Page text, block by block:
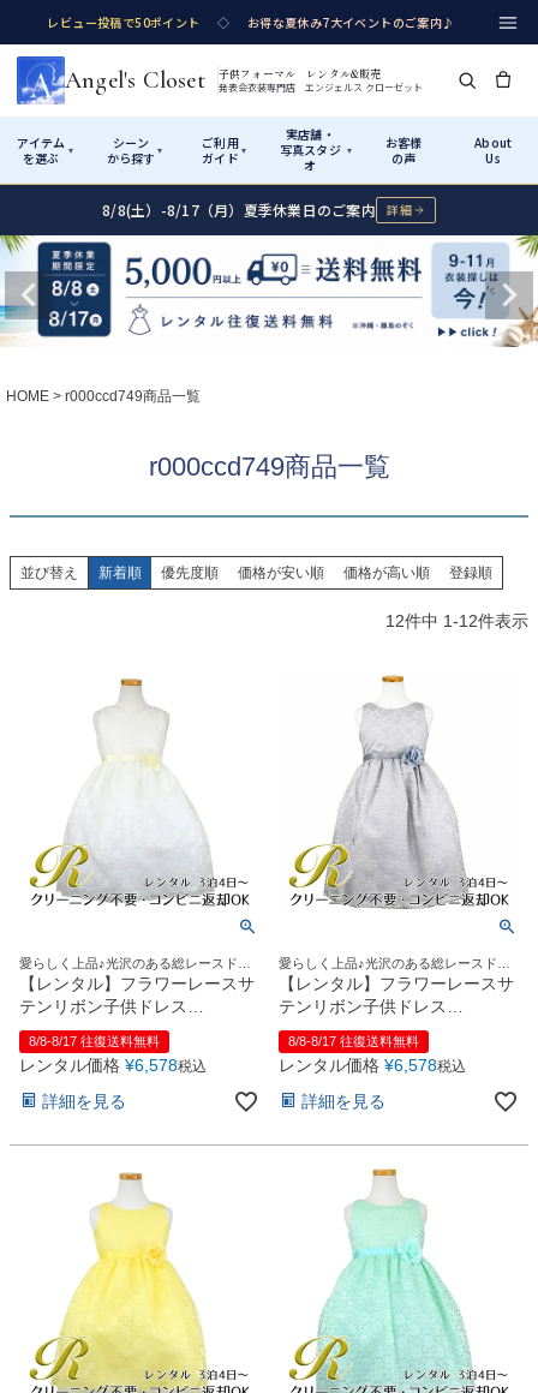
レビュー投稿で50ポイント ◇ お得な夏休み7大イベントのご案内♪
Angel's Closet 子供フォーマル レンタル&販売
発表会衣装専門店 エンジェルス クローゼット
アイテム
を選ぶ
▾
シーン
から探す ▾
ご利用
ガイド ▾
実店舗・
写真スタジ
オ
▾
お客様
の声
About
Us
Shop by Category アイテムから探す
カテゴリ詳細→ サイズで選ぶ →
七五三着物 シューズ
アウター レディース
販売
コスチューム アウター
ジュエリー 音楽雑貨
Shop by Occasion シーンから探す
性別・サイズで絞り込む→
Recital & Concours Wedding
Graduation & Entrance
卒業式・入学式
Shichi-Go-San
七五三
How It Works ご利用ガイド
Startはじめに
01
レンタル・販売の入口
03 Angel's Closetについて
予約・配送・返却・料金
レンタルの流れ
4ステップで簡単
あんしんパック
汚れ・キズ・破損の補償
Buy & Supportご購入・サポート
07 販売・共通のご案内
品質・返品・お手入れ
08 送料・お支払い
送料・決済方法
09 お問い合わせ
電話・メール・LINE
Visit Us 実店舗・写真スタジオ
Tsukuba Boutique
茨城県土浦市大町14-16-1F
10:00–18:00（完全予約制）
定休
店舗を予約する →
Photography
写真スタジオ APS
Angel's Photo Studio
対応 七五三・発表会・記念撮影
8/8(土）-8/17（月）夏季休業日のご案内 詳細
HOME r000ccd749商品一覧
r000ccd749商品一覧
並び替え 新着順 優先度順 価格が安い順 価格が高い順 登録順
12件中 1-12件表示
愛らしく上品♪光沢のある総レースドレ
ス【レンタル】フラワーレースサ
テンリボン子供ドレス
(CCD749)アイボリー
8/8-8/17 往復送料無料
レンタル価格 ¥6,578税込
詳細を見る
愛らしく上品♪光沢のある総レースドレ
ス【レンタル】フラワーレースサ
テンリボン子供ドレス
(CCD749)シルバー
8/8-8/17 往復送料無料
レンタル価格 ¥6,578税込
詳細を見る